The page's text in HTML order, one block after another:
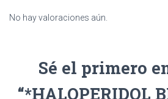
No hay valoraciones aún.
Sé el primero
“*HALOPERIDOL